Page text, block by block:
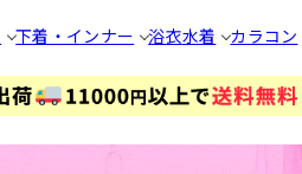
下着・インナー 浴衣水着 カラコン